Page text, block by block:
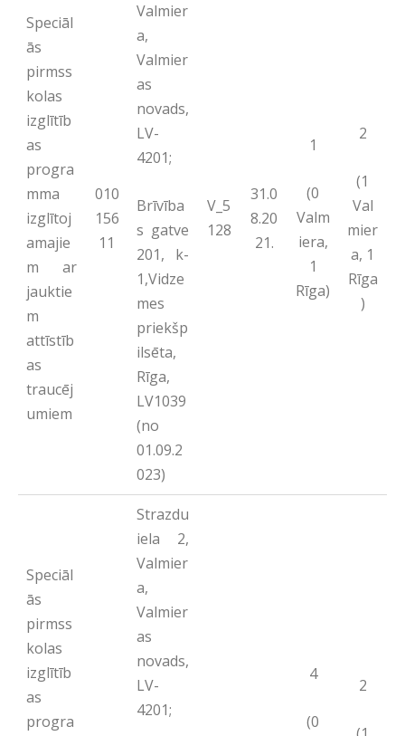
Speciāl
ās
pirmss
kolas
izglītīb
as
progra
mma
izglītoj
amajie
m ar
jauktie
m
attīstīb
as
traucēj
umiem
010
156
11
Valmier
a,
Valmier
as
novads,
LV-
4201;
Brīvība
s gatve
201, k-
1,Vidze
mes
priekšp
ilsēta,
Rīga,
LV1039
(no
01.09.2
023)
V_5
128
31.0
8.20
21.
1
(0
Valm
iera,
1
Rīga)
2
(1
Val
mier
a, 1
Rīga
)
Speciāl
ās
pirmss
kolas
izglītīb
as
progra
Strazdu
iela 2,
Valmier
a,
Valmier
as
novads,
LV-
4201;
4
(0
2